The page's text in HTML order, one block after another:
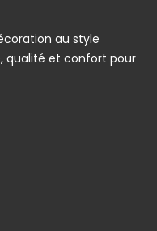
au style
qualité et confort pour